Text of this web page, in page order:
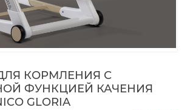
КОРМЛЕНИЯ С
ФУНКЦИЕЙ КАЧЕНИЯ
GLORIA